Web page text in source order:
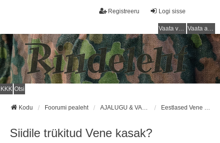
Logi sisse
Registreeru
Vaata vastamata teemasi Vaata aktiivseid teemasid
KKK Otsi
Kodu Foorumi pealeht AJALUGU & VARUSTUS (1710 - 1918) / HISTORY & EQUIPMENT (1710 - 1918) Eestlased Vene Keisririigi Sõjaväes/Estonians in the Imperial Russian Army
Siidile trükitud Vene kasak?